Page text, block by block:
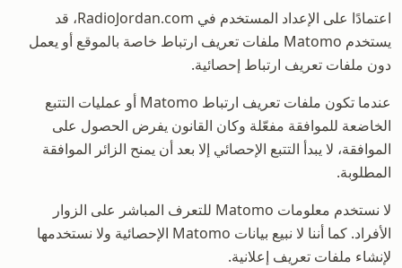
اعتمادًا على الإعداد المستخدم في RadioJordan.com، قد
يستخدم Matomo ملفات تعريف ارتباط خاصة بالموقع أو يعمل
دون ملفات تعريف ارتباط إحصائية.
عندما تكون ملفات تعريف ارتباط Matomo أو عمليات التتبع
الخاضعة للموافقة مفعّلة وكان القانون يفرض الحصول على
الموافقة، لا يبدأ التتبع الإحصائي إلا بعد أن يمنح الزائر الموافقة
المطلوبة.
لا نستخدم معلومات Matomo للتعرف المباشر على الزوار
الأفراد. كما أننا لا نبيع بيانات Matomo الإحصائية ولا نستخدمها
لإنشاء ملفات تعريف إعلانية.